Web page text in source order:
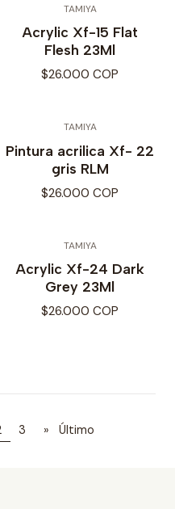
TAMIYA
Acrylic Xf-15 Flat
Flesh 23Ml
$26.000 COP
TAMIYA
Pintura acrilica Xf- 22
gris RLM
$26.000 COP
TAMIYA
Acrylic Xf-24 Dark
Grey 23Ml
$26.000 COP
3 » Último